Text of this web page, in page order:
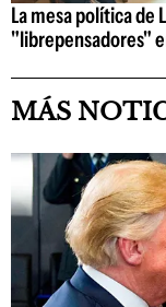
La mesa política de
"librepensadores"
MÁS